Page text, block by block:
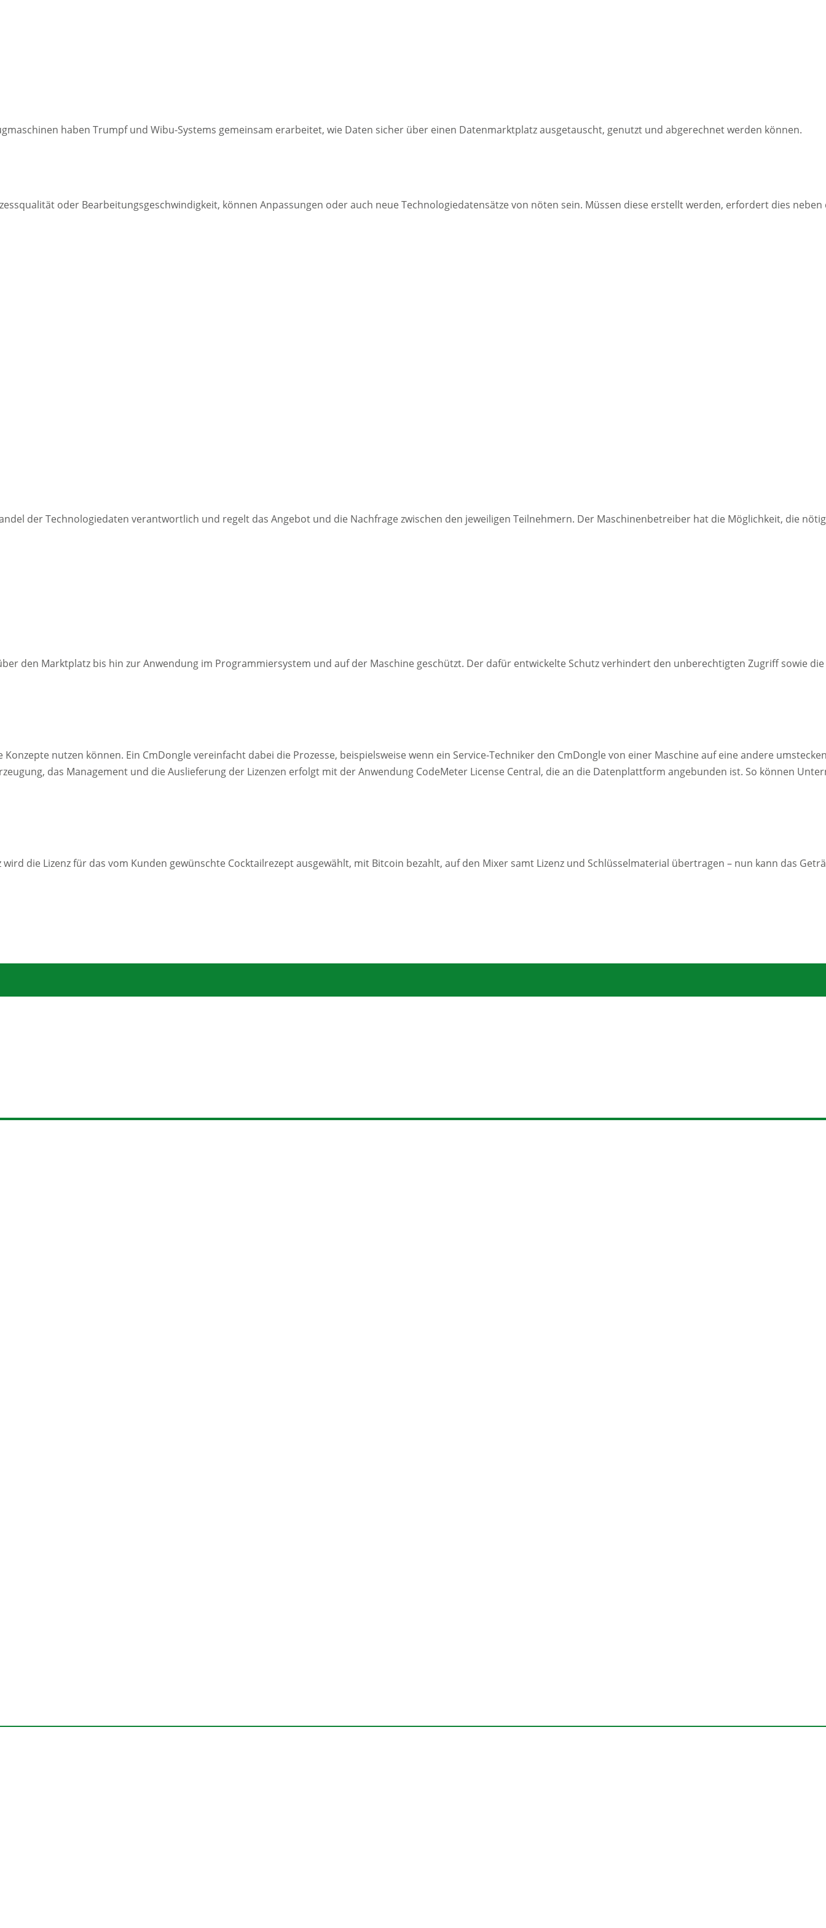
haben Trumpf und Wibu-Systems gemeinsam erarbeitet, wie Daten sicher über einen Datenmarktplatz ausgetauscht, genutzt und abgerechnet werden können.
oder Bearbeitungsgeschwindigkeit, können Anpassungen oder auch neue Technologiedatensätze von nöten sein. Müssen diese erstellt werden, erfordert dies
der Technologiedaten verantwortlich und regelt das Angebot und die Nachfrage zwischen den jeweiligen Teilnehmern. Der Maschinenbetreiber hat die Möglichkeit, die
den Marktplatz bis hin zur Anwendung im Programmiersystem und auf der Maschine geschützt. Der dafür entwickelte Schutz verhindert den unberechtigten Zugriff sowie
nutzen können. Ein CmDongle vereinfacht dabei die Prozesse, beispielsweise wenn ein Service-Techniker den CmDongle von einer Maschine auf eine andere
das Management und die Auslieferung der Lizenzen erfolgt mit der Anwendung CodeMeter License Central, die an die Datenplattform angebunden ist. So können
Lizenz für das vom Kunden gewünschte Cocktailrezept ausgewählt, mit Bitcoin bezahlt, auf den Mixer samt Lizenz und Schlüsselmaterial übertragen – nun kann das